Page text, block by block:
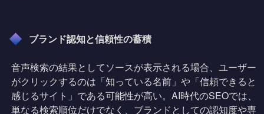
ブランド認知と信頼性の蓄積
音声検索の結果としてソースが表示される場合、ユーザー
がクリックするのは「知っている名前」や「信頼できると
感じるサイト」である可能性が高い。AI時代のSEOでは、
単なる検索順位だけでなく、ブランドとしての認知度や専